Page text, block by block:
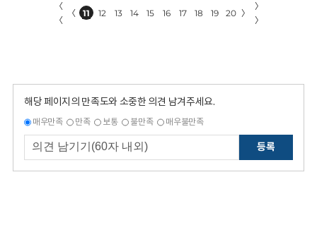
〈
〈
〈 11 12 13 14 15 16 17 18 19 20 〉
〉
〉
해당 페이지의 만족도와 소중한 의견 남겨주세요.
매우만족 만족 보통 불만족 매우불만족
등록